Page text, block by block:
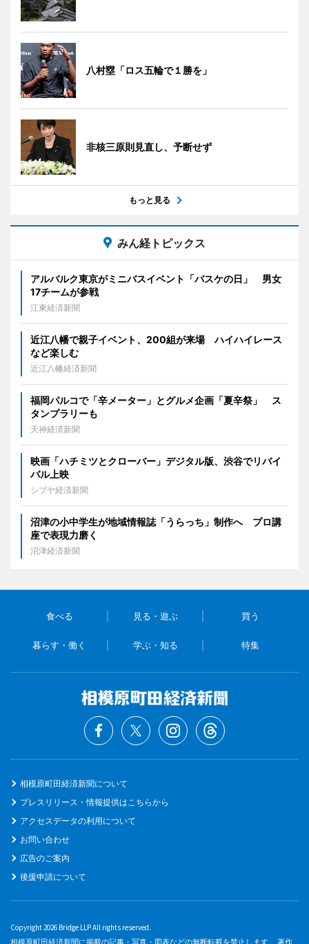
八村塁「ロス五輪で１勝を」
非核三原則見直し、予断せず
もっと見る
みん経トピックス
アルバルク東京がミニバスイベント「バスケの日」 男女
17チームが参戦
江東経済新聞
近江八幡で親子イベント、200組が来場 ハイハイレース
など楽しむ
近江八幡経済新聞
福岡パルコで「辛メーター」とグルメ企画「夏辛祭」 ス
タンプラリーも
天神経済新聞
映画「ハチミツとクローバー」デジタル版、渋谷でリバイ
バル上映
シブヤ経済新聞
沼津の小中学生が地域情報誌「うらっち」制作へ プロ講
座で表現力磨く
沼津経済新聞
食べる 見る・遊ぶ 買う
暮らす・働く 学ぶ・知る 特集
相模原町田経済新聞について
プレスリリース・情報提供はこちらから
アクセスデータの利用について
お問い合わせ
広告のご案内
後援申請について
Copyright 2026 Bridge LLP All rights reserved.
相模原町田経済新聞に掲載の記事・写真・図表などの無断転載を禁止します。 著作